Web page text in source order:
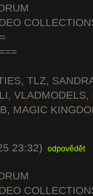
TLZ,
VLADMODELS,
MAGIC
23:32) odpovědět